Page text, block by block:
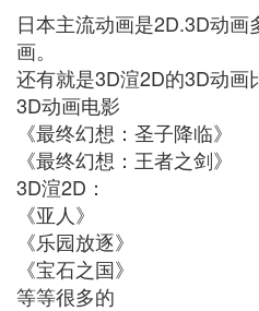
日本主流动画是2D.3D动
画。
还有就是3D渲2D的3D动画
3D动画电影
《最终幻想：圣子降临》
《最终幻想：王者之剑》
3D渲2D：
《亚人》
《乐园放逐》
《宝石之国》
等等很多的